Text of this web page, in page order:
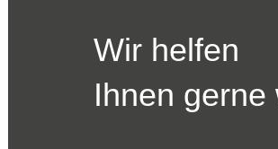
Wir helfen
Ihnen gerne